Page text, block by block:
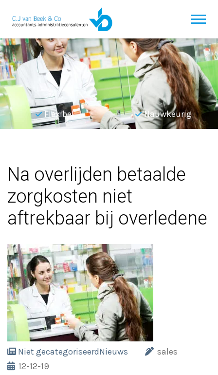
Flexibel Nauwkeurig
Na overlijden betaalde
zorgkosten niet
aftrekbaar bij overledene
Niet gecategoriseerdNieuws
sales
12-12-19